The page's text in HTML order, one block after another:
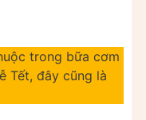
trong bữa cơm
Tết, đây cũng là